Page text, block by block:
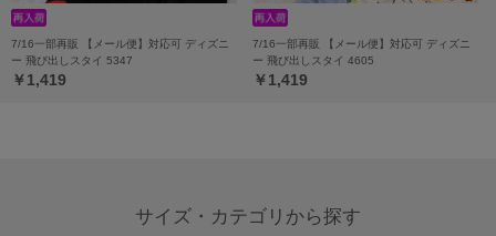
7/16一部再販 【メール便】対応可 ディズニ
ー 飛び出しスタイ 5347
￥1,419
7/16一部再販 【メール便】対応可 ディズニ
ー 飛び出しスタイ 4605
￥1,419
サイズ・カテゴリから探す